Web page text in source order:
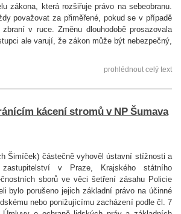
zákona, která rozšiřuje právo na sebeobranu.
považovat za přiměřené, pokud se v případě
v ruce. Změnu dlouhodobě prosazovala
ale varují, že zákon může být nebezpečný,
prohlédnout celý text
kácení stromů v NP Šumava
Šimíček) částečně vyhověl ústavní stížnosti a
v Praze, Krajského státního
sborů ve věci šetření zásahu Policie
bylo porušeno jejich základní právo na účinné
nebo ponižujícímu zacházení podle čl. 7